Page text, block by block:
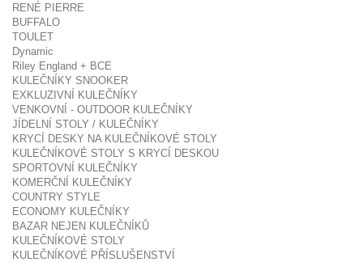
RENÉ PIERRE
BUFFALO
TOULET
Dynamic
Riley England + BCE
KULEČNÍKY SNOOKER
EXKLUZIVNÍ KULEČNÍKY
VENKOVNÍ - OUTDOOR KULEČNÍKY
JÍDELNÍ STOLY / KULEČNÍKY
KRYCÍ DESKY NA KULEČNÍKOVÉ STOLY
KULEČNÍKOVÉ STOLY S KRYCÍ DESKOU
SPORTOVNÍ KULEČNÍKY
KOMERČNÍ KULEČNÍKY
COUNTRY STYLE
ECONOMY KULEČNÍKY
BAZAR NEJEN KULEČNÍKŮ
KULEČNÍKOVÉ STOLY
KULEČNÍKOVÉ PŘÍSLUŠENSTVÍ